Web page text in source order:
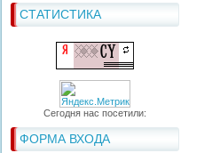
СТАТИСТИКА
Сегодня нас посетили:
ФОРМА ВХОДА